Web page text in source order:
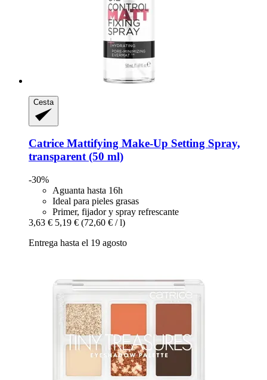
Cesta
Catrice Mattifying Make-​Up Setting Spray,
transparent (50 ml)
-30%
Aguanta hasta 16h
Ideal para pieles grasas
Primer, fijador y spray refrescante
3,63 € 5,19 € (72,60 € / l)
Entrega hasta el 19 agosto